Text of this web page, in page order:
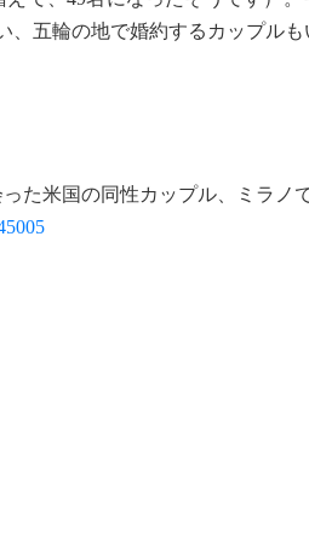
、五輪の地で婚約するカップル
た米国の同性カップル、ミラノ